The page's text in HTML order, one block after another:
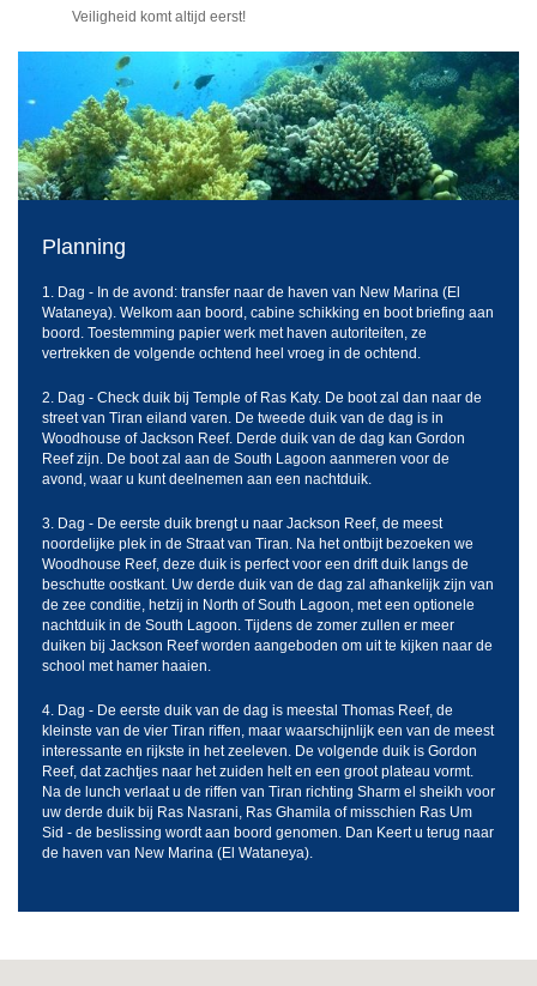
Veiligheid komt altijd eerst!
Planning
1. Dag - In de avond: transfer naar de haven van New Marina (El
Wataneya). Welkom aan boord, cabine schikking en boot briefing aan
boord. Toestemming papier werk met haven autoriteiten, ze
vertrekken de volgende ochtend heel vroeg in de ochtend.
2. Dag - Check duik bij Temple of Ras Katy. De boot zal dan naar de
street van Tiran eiland varen. De tweede duik van de dag is in
Woodhouse of Jackson Reef. Derde duik van de dag kan Gordon
Reef zijn. De boot zal aan de South Lagoon aanmeren voor de
avond, waar u kunt deelnemen aan een nachtduik.
3. Dag - De eerste duik brengt u naar Jackson Reef, de meest
noordelijke plek in de Straat van Tiran. Na het ontbijt bezoeken we
Woodhouse Reef, deze duik is perfect voor een drift duik langs de
beschutte oostkant. Uw derde duik van de dag zal afhankelijk zijn van
de zee conditie, hetzij in North of South Lagoon, met een optionele
nachtduik in de South Lagoon. Tijdens de zomer zullen er meer
duiken bij Jackson Reef worden aangeboden om uit te kijken naar de
school met hamer haaien.
4. Dag - De eerste duik van de dag is meestal Thomas Reef, de
kleinste van de vier Tiran riffen, maar waarschijnlijk een van de meest
interessante en rijkste in het zeeleven. De volgende duik is Gordon
Reef, dat zachtjes naar het zuiden helt en een groot plateau vormt.
Na de lunch verlaat u de riffen van Tiran richting Sharm el sheikh voor
uw derde duik bij Ras Nasrani, Ras Ghamila of misschien Ras Um
Sid - de beslissing wordt aan boord genomen. Dan Keert u terug naar
de haven van New Marina (El Wataneya).